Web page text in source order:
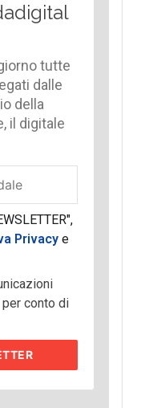
tutte
dalle
della
il digitale
Privacy e
conto di